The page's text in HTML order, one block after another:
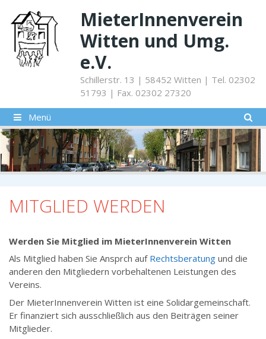
zum
Inhalt
MieterInnenverein
Witten und Umg.
e.V.
Schillerstr. 13 | 58452 Witten | Tel. 02302
51793 | Fax. 02302 27320
Menü
MITGLIED WERDEN
Werden Sie Mitglied im MieterInnenverein Witten
Als Mitglied haben Sie Ansprch auf Rechtsberatung und die
anderen den Mitgliedern vorbehaltenen Leistungen des
Vereins.
Der MieterInnenverein Witten ist eine Solidargemeinschaft.
Er finanziert sich ausschließlich aus den Beiträgen seiner
Mitglieder.